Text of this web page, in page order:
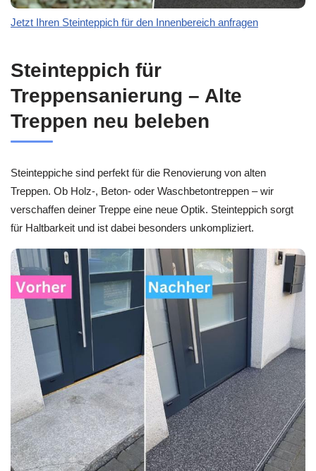
Jetzt Ihren Steinteppich für den Innenbereich anfragen
Steinteppich für
Treppensanierung – Alte
Treppen neu beleben
Steinteppiche sind perfekt für die Renovierung von alten
Treppen. Ob Holz-, Beton- oder Waschbetontreppen – wir
verschaffen deiner Treppe eine neue Optik. Steinteppich sorgt
für Haltbarkeit und ist dabei besonders unkompliziert.